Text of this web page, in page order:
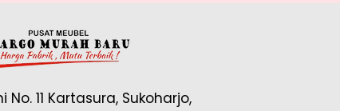
yang tertulis dan konfirmasikan kepada Admin.
Saya sudah jadi member tapi tidak bisa login ke
Admin di: https://wa.me/6287888837888 Tunggu waktu 24-
No. 11 Kartasura, Sukoharjo,